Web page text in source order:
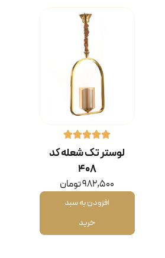
لوستر تک شعله کد
۴۰۸
982,500تومان
افزودن به سبد
خرید